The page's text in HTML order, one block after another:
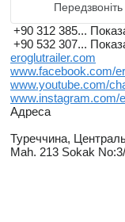
+90 312 385...
+90 532 307...
eroglutrailer.com
www.facebook.com/
www.youtube.com/
www.instagram.com/
Адреса
Туреччина,
Mah. 213 Sokak